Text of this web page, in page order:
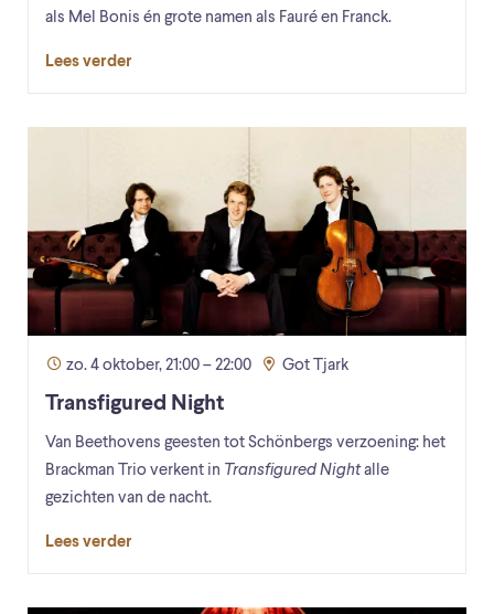
als Mel Bonis én grote namen als Fauré en Franck.
Lees verder
zo. 4 oktober, 21:00 – 22:00 Got Tjark
Transfigured Night
Van Beethovens geesten tot Schönbergs verzoening: het
Brackman Trio verkent in Transfigured Nightalle
gezichten van de nacht.
Lees verder